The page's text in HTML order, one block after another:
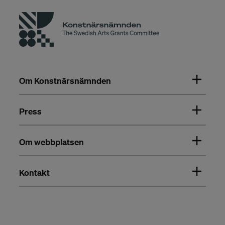
Om Konstnärsnämnden
Press
Om webbplatsen
Kontakt